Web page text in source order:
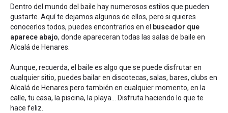
Dentro del mundo del baile hay numerosos estilos que pueden
gustarte. Aquí te dejamos algunos de ellos, pero si quieres
conocerlos todos, puedes encontrarlos en el buscador que
aparece abajo, donde apareceran todas las salas de baile en
Alcalá de Henares.
Aunque, recuerda, el baile es algo que se puede disfrutar en
cualquier sitio, puedes bailar en discotecas, salas, bares, clubs en
Alcalá de Henares pero también en cualquier momento, en la
calle, tu casa, la piscina, la playa... Disfruta haciendo lo que te
hace feliz.